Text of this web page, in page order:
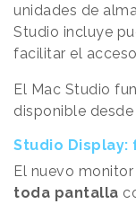
unidades de
Studio incluye
facilitar el
El Mac Studio
disponible desde
Studio Display:
El nuevo
toda pantalla